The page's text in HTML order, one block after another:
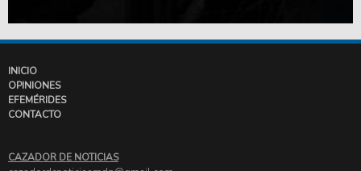
INICIO
OPINIONES
EFEMÉRIDES
CONTACTO
CAZADOR DE NOTICIAS